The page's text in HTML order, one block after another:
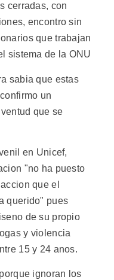
cerradas, con
encontro sin
que trabajan
sistema de la ONU
sabia que estas
un
que se
en Unicef,
"no ha puesto
que el
querido" pues
de su propio
y violencia
15 y 24 anos.
ignoran los